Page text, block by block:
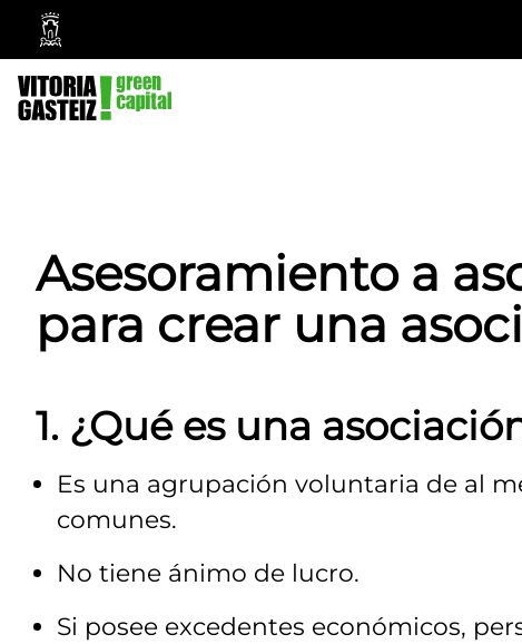
Vitoria-
Gasteiz
City
Council
Asesoramiento a
para crear una
1. ¿Qué es una
Es una agrupación voluntaria de al
comunes.
No tiene ánimo de lucro.
Si posee excedentes económicos,